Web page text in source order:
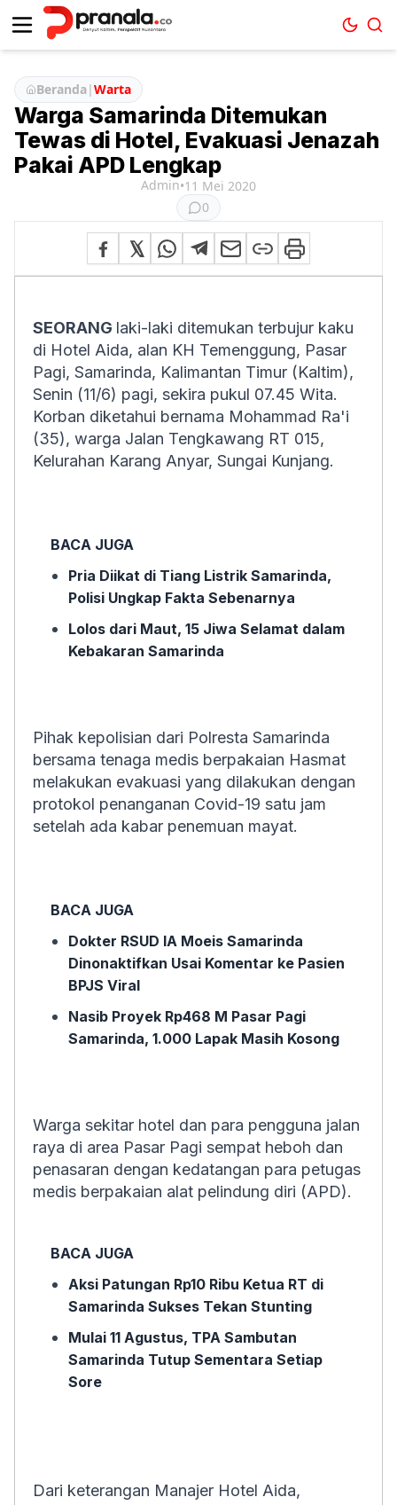
Beranda|Warta
Warga Samarinda Ditemukan
Tewas di Hotel, Evakuasi Jenazah
Pakai APD Lengkap
Admin•11 Mei 2020
0
SEORANG laki-laki ditemukan terbujur kaku
di Hotel Aida, alan KH Temenggung, Pasar
Pagi, Samarinda, Kalimantan Timur (Kaltim),
Senin (11/6) pagi, sekira pukul 07.45 Wita.
Korban diketahui bernama Mohammad Ra'i
(35), warga Jalan Tengkawang RT 015,
Kelurahan Karang Anyar, Sungai Kunjang.
BACA JUGA
Pria Diikat di Tiang Listrik Samarinda,
Polisi Ungkap Fakta Sebenarnya
Lolos dari Maut, 15 Jiwa Selamat dalam
Kebakaran Samarinda
Pihak kepolisian dari Polresta Samarinda
bersama tenaga medis berpakaian Hasmat
melakukan evakuasi yang dilakukan dengan
protokol penanganan Covid-19 satu jam
setelah ada kabar penemuan mayat.
BACA JUGA
Dokter RSUD IA Moeis Samarinda
Dinonaktifkan Usai Komentar ke Pasien
BPJS Viral
Nasib Proyek Rp468 M Pasar Pagi
Samarinda, 1.000 Lapak Masih Kosong
Warga sekitar hotel dan para pengguna jalan
raya di area Pasar Pagi sempat heboh dan
penasaran dengan kedatangan para petugas
medis berpakaian alat pelindung diri (APD).
BACA JUGA
Aksi Patungan Rp10 Ribu Ketua RT di
Samarinda Sukses Tekan Stunting
Mulai 11 Agustus, TPA Sambutan
Samarinda Tutup Sementara Setiap
Sore
Dari keterangan Manajer Hotel Aida,